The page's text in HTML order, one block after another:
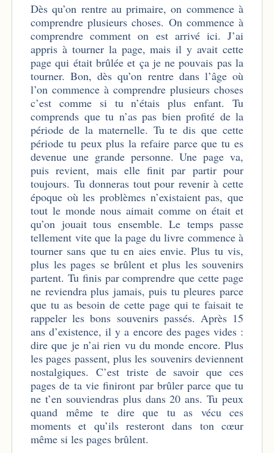
Dès qu’on rentre au primaire, on commence à
comprendre plusieurs choses. On commence à
comprendre comment on est arrivé ici. J’ai
appris à tourner la page, mais il y avait cette
page qui était brûlée et ça je ne pouvais pas la
tourner. Bon, dès qu’on rentre dans l’âge où
l’on commence à comprendre plusieurs choses
c’est comme si tu n’étais plus enfant. Tu
comprends que tu n’as pas bien profité de la
période de la maternelle. Tu te dis que cette
période tu peux plus la refaire parce que tu es
devenue une grande personne. Une page va,
puis revient, mais elle finit par partir pour
toujours. Tu donneras tout pour revenir à cette
époque où les problèmes n’existaient pas, que
tout le monde nous aimait comme on était et
qu’on jouait tous ensemble. Le temps passe
tellement vite que la page du livre commence à
tourner sans que tu en aies envie. Plus tu vis,
plus les pages se brûlent et plus les souvenirs
partent. Tu finis par comprendre que cette page
ne reviendra plus jamais, puis tu pleures parce
que tu as besoin de cette page qui te faisait te
rappeler les bons souvenirs passés. Après 15
ans d’existence, il y a encore des pages vides :
dire que je n’ai rien vu du monde encore. Plus
les pages passent, plus les souvenirs deviennent
nostalgiques. C’est triste de savoir que ces
pages de ta vie finiront par brûler parce que tu
ne t’en souviendras plus dans 20 ans. Tu peux
quand même te dire que tu as vécu ces
moments et qu’ils resteront dans ton cœur
même si les pages brûlent.